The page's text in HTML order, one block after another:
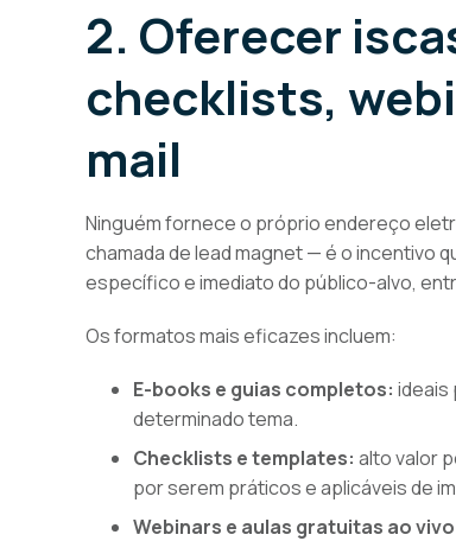
2. Oferecer
checklists,
mail
Ninguém fornece o próprio endereço
chamada de lead magnet — é o incentivo
específico e imediato do público-alvo,
Os formatos mais eficazes incluem:
E-books e guias completos: ideais
determinado tema.
Checklists e templates: alto valor
por serem práticos e aplicáveis de
Webinars e aulas gratuitas ao